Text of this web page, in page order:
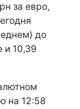
за евро,
до
и 10,39
на 12:58